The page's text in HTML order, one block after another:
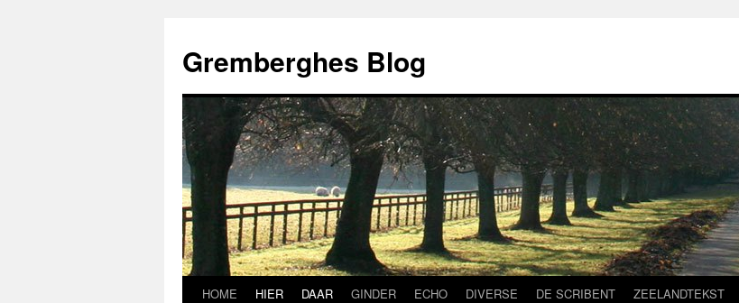
de
inhoud
Gremberghes Blog
HOME HIER DAAR GINDER ECHO DIVERSE DE SCRIBENT ZEELANDTEKST